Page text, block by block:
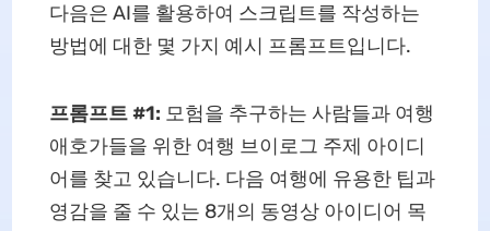
다음은 AI를 활용하여 스크립트를 작성하는
방법에 대한 몇 가지 예시 프롬프트입니다.
프롬프트 #1: 모험을 추구하는 사람들과 여행
애호가들을 위한 여행 브이로그 주제 아이디
어를 찾고 있습니다. 다음 여행에 유용한 팁과
영감을 줄 수 있는 8개의 동영상 아이디어 목